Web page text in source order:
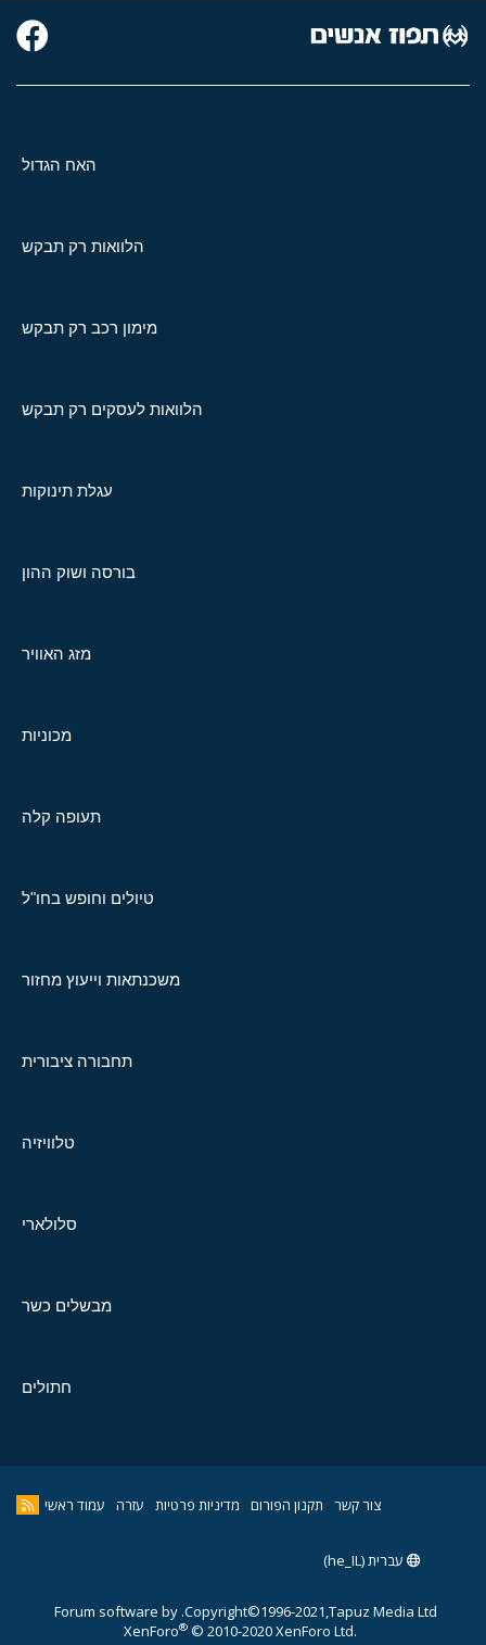
האח הגדול
הלוואות רק תבקש
מימון רכב רק תבקש
הלוואות לעסקים רק תבקש
עגלת תינוקות
בורסה ושוק ההון
מזג האוויר
מכוניות
תעופה קלה
טיולים וחופש בחו"ל
משכנתאות וייעוץ מחזור
תחבורה ציבורית
טלוויזיה
סלולארי
מבשלים כשר
חתולים
צור קשר תקנון הפורום מדיניות פרטיות עזרה עמוד ראשי
עברית (he_IL)
Copyright©1996-2021,Tapuz Media Ltd.
Forum software by
XenForo® © 2010-2020 XenForo Ltd.